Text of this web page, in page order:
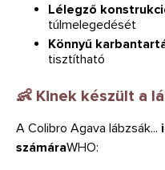
Lélegző
túlmelegedését
Könnyű
tisztítható
👶 Kinek készült a
A Colibro Agava lábzsák...
számáraWHO: